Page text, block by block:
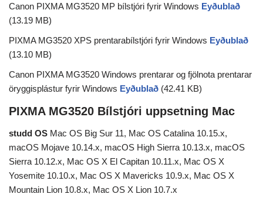
Canon PIXMA MG3520 MP bílstjóri fyrir Windows Eyðublað
(13.19 MB)
PIXMA MG3520 XPS prentarabílstjóri fyrir Windows Eyðublað
(13.10 MB)
Canon PIXMA MG3520 Windows prentarar og fjölnota prentarar
öryggisplástur fyrir Windows Eyðublað (42.41 KB)
PIXMA MG3520 Bílstjóri uppsetning Mac
studd OS Mac OS Big Sur 11, Mac OS Catalina 10.15.x,
macOS Mojave 10.14.x, macOS High Sierra 10.13.x, macOS
Sierra 10.12.x, Mac OS X El Capitan 10.11.x, Mac OS X
Yosemite 10.10.x, Mac OS X Mavericks 10.9.x, Mac OS X
Mountain Lion 10.8.x, Mac OS X Lion 10.7.x